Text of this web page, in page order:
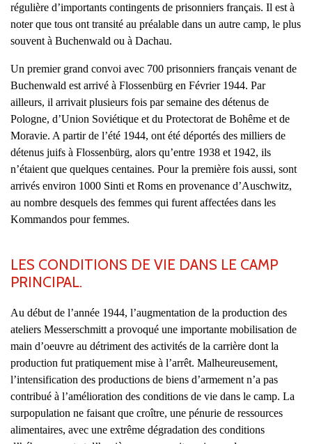
régulière d’importants contingents de prisonniers français. Il est à
noter que tous ont transité au préalable dans un autre camp, le plus
souvent à Buchenwald ou à Dachau.
Un premier grand convoi avec 700 prisonniers français venant de
Buchenwald est arrivé à Flossenbürg en Février 1944. Par
ailleurs, il arrivait plusieurs fois par semaine des détenus de
Pologne, d’Union Soviétique et du Protectorat de Bohême et de
Moravie. A partir de l’été 1944, ont été déportés des milliers de
détenus juifs à Flossenbürg, alors qu’entre 1938 et 1942, ils
n’étaient que quelques centaines. Pour la première fois aussi, sont
arrivés environ 1000 Sinti et Roms en provenance d’Auschwitz,
au nombre desquels des femmes qui furent affectées dans les
Kommandos pour femmes.
LES CONDITIONS DE VIE DANS LE CAMP
PRINCIPAL.
Au début de l’année 1944, l’augmentation de la production des
ateliers Messerschmitt a provoqué une importante mobilisation de
main d’oeuvre au détriment des activités de la carrière dont la
production fut pratiquement mise à l’arrêt. Malheureusement,
l’intensification des productions de biens d’armement n’a pas
contribué à l’amélioration des conditions de vie dans le camp. La
surpopulation ne faisant que croître, une pénurie de ressources
alimentaires, avec une extrême dégradation des conditions